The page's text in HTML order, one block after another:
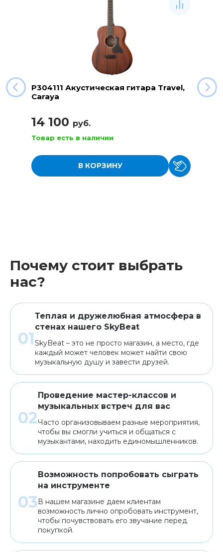
P304111 Акустическая гитара Travel,
Caraya
14 100 руб.
Товар есть в наличии
В КОРЗИНУ
Почему стоит выбрать
нас?
Теплая и дружелюбная атмосфера в
стенах нашего SkyBeat
SkyBeat – это не просто магазин, а место, где
каждый может человек может найти свою
музыкальную душу и завести друзей.
Проведение мастер-классов и
музыкальных встреч для вас
Часто организовываем разные мероприятия,
чтобы вы смогли учиться и общаться с
музыкантами, находить единомышленников.
Возможность попробовать сыграть
на инструменте
В нашем магазине даем клиентам
возможность лично опробовать инструмент,
чтобы почувствовать его звучание перед
покупкой.